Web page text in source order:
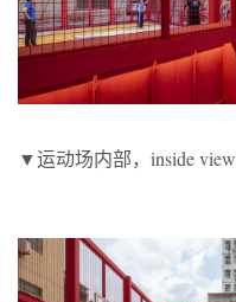
▼运动场内部，inside view